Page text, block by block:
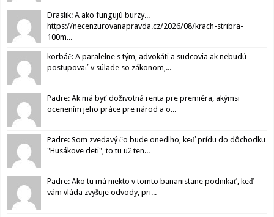
Draslik: A ako fungujú burzy...
https://necenzurovanapravda.cz/2026/08/krach-stribra-
100m...
korbáč: A paralelne s tým, advokáti a sudcovia ak nebudú
postupovať v súlade so zákonom,...
Padre: Ak má byť doživotná renta pre premiéra, akýmsi
ocenením jeho práce pre národ a o...
Padre: Som zvedavý čo bude onedlho, keď prídu do dôchodku
"Husákove deti", to tu už ten...
Padre: Ako tu má niekto v tomto bananistane podnikať, keď
vám vláda zvyšuje odvody, pri...